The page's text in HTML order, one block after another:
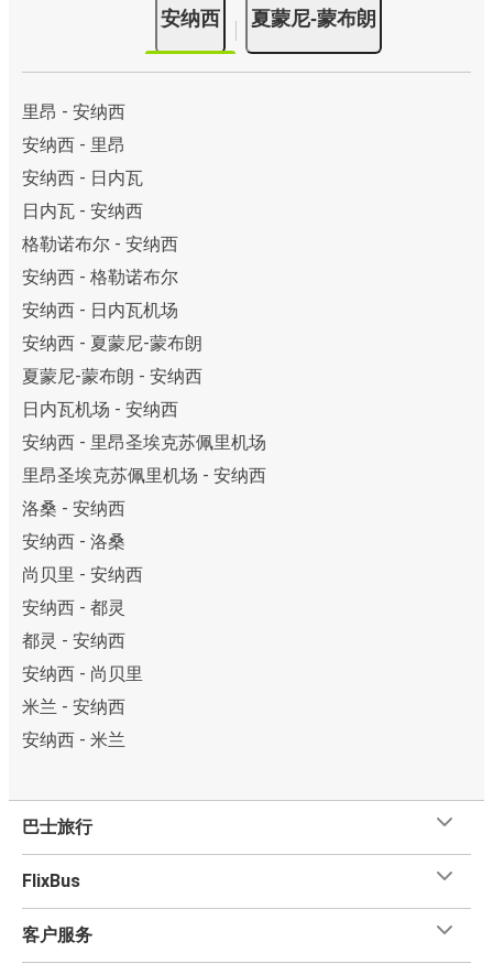
安纳西 夏蒙尼-蒙布朗
里昂 - 安纳西
安纳西 - 里昂
安纳西 - 日内瓦
日内瓦 - 安纳西
格勒诺布尔 - 安纳西
安纳西 - 格勒诺布尔
安纳西 - 日内瓦机场
安纳西 - 夏蒙尼-蒙布朗
夏蒙尼-蒙布朗 - 安纳西
日内瓦机场 - 安纳西
安纳西 - 里昂圣埃克苏佩里机场
里昂圣埃克苏佩里机场 - 安纳西
洛桑 - 安纳西
安纳西 - 洛桑
尚贝里 - 安纳西
安纳西 - 都灵
都灵 - 安纳西
安纳西 - 尚贝里
米兰 - 安纳西
安纳西 - 米兰
巴士旅行
FlixBus
客户服务